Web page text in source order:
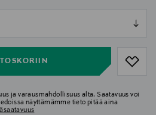
ja varausmahdollisuus alta. Saatavuus voi
näyttämämme tieto pitää aina